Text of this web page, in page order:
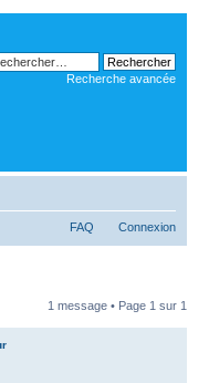
Recherche avancée
FAQ Connexion
1 message • Page 1 sur 1